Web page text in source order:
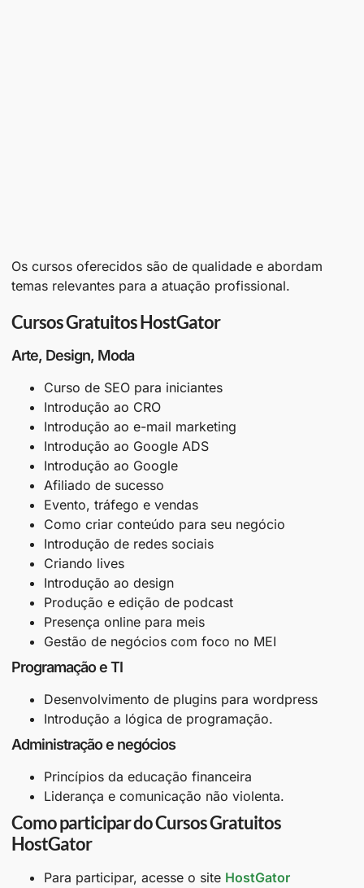
Os cursos oferecidos são de qualidade e abordam
temas relevantes para a atuação profissional.
Cursos Gratuitos HostGator
Arte, Design, Moda
Curso de SEO para iniciantes
Introdução ao CRO
Introdução ao e-mail marketing
Introdução ao Google ADS
Introdução ao Google
Afiliado de sucesso
Evento, tráfego e vendas
Como criar conteúdo para seu negócio
Introdução de redes sociais
Criando lives
Introdução ao design
Produção e edição de podcast
Presença online para meis
Gestão de negócios com foco no MEI
Programação e TI
Desenvolvimento de plugins para wordpress
Introdução a lógica de programação.
Administração e negócios
Princípios da educação financeira
Liderança e comunicação não violenta.
Como participar do Cursos Gratuitos
HostGator
Para participar, acesse o site HostGator